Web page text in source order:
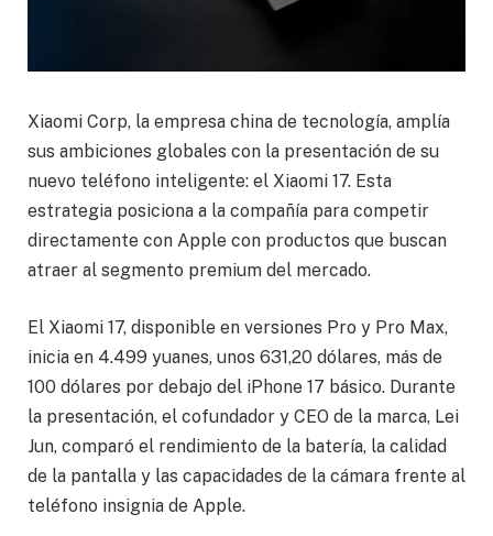
Xiaomi Corp, la empresa china de tecnología, amplía
sus ambiciones globales con la presentación de su
nuevo teléfono inteligente: el Xiaomi 17. Esta
estrategia posiciona a la compañía para competir
directamente con Apple con productos que buscan
atraer al segmento premium del mercado.
El Xiaomi 17, disponible en versiones Pro y Pro Max,
inicia en 4.499 yuanes, unos 631,20 dólares, más de
100 dólares por debajo del iPhone 17 básico. Durante
la presentación, el cofundador y CEO de la marca, Lei
Jun, comparó el rendimiento de la batería, la calidad
de la pantalla y las capacidades de la cámara frente al
teléfono insignia de Apple.